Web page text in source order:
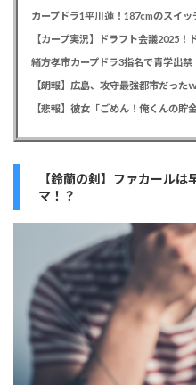
【カープ実況】ドラフト会議2025
【朗報】広島、攻守最強都市だった
【鈴蘭の剣】ファカール
マ！？